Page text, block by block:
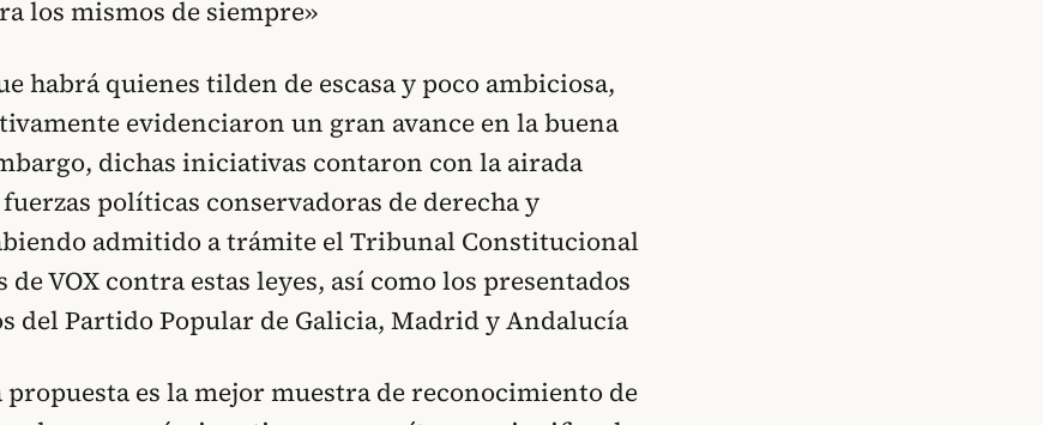
los mismos de siempre»
habrá quienes tilden de escasa y poco ambiciosa,
evidenciaron un gran avance en la buena
dichas iniciativas contaron con la airada
políticas conservadoras de derecha y
admitido a trámite el Tribunal Constitucional
de VOX contra estas leyes, así como los presentados
del Partido Popular de Galicia, Madrid y Andalucía
propuesta es la mejor muestra de reconocimiento de